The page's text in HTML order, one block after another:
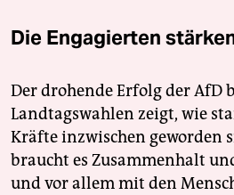
Die Engagierten
Der drohende Erfolg der AfD
Landtagswahlen zeigt, wie
Kräfte inzwischen geworden
braucht es Zusammenhalt
und vor allem mit den